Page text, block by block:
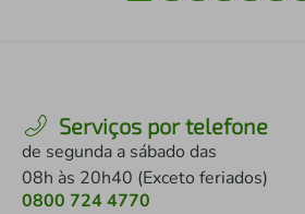
Serviços por telefone
de segunda a sábado das
08h às 20h40 (Exceto feriados)
0800 724 4770